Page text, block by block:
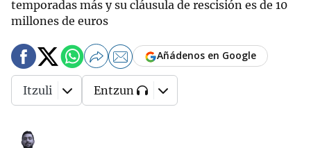
temporadas más y su cláusula de rescisión es de 10
millones de euros
Añádenos en Google
Itzuli Entzun